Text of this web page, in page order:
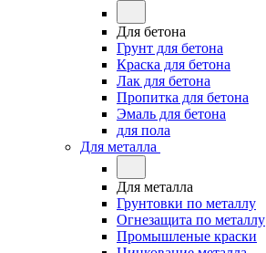
Для бетона
Грунт для бетона
Краска для бетона
Лак для бетона
Пропитка для бетона
Эмаль для бетона
для пола
Для металла
Для металла
Грунтовки по металлу
Огнезащита по металлу
Промышленые краски